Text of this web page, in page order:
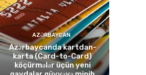
AZƏRBAYCAN
Azərbaycanda kartdan-
karta (Card-to-Card)
köçürmələr üçün yeni